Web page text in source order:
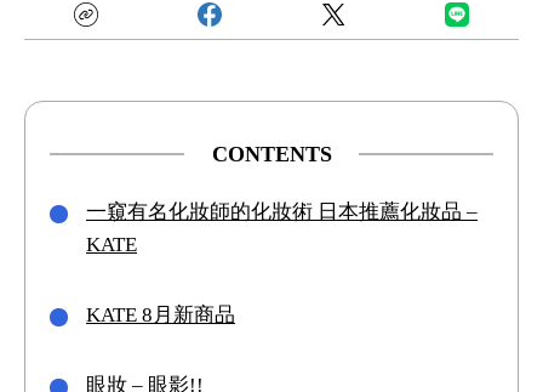
CONTENTS
一窺有名化妝師的化妝術 日本推薦化妝品 –
KATE
KATE 8月新商品
眼妝 – 眼影!!